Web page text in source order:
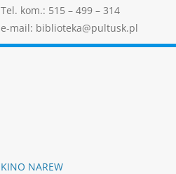
Tel. kom.: 515 – 499 – 314
e-mail: biblioteka@pultusk.pl
KINO NAREW